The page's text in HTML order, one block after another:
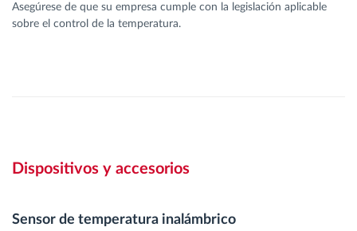
Asegúrese de que su empresa cumple con la legislación aplicable
sobre el control de la temperatura.
Dispositivos y accesorios
Sensor de temperatura inalámbrico